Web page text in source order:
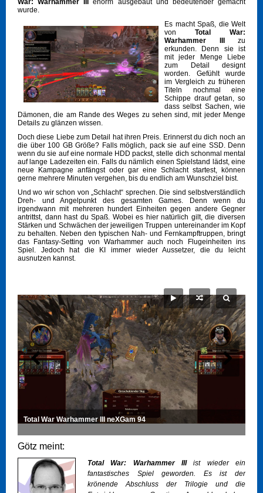
War: Warhammer IIIenorm ausgebaut und bedeutender gemacht
wurde.
Es macht Spaß, die Welt
von Total War:
Warhammer III zu
erkunden. Denn sie ist
mit jeder Menge Liebe
zum Detail designt
worden. Gefühlt wurde
im Vergleich zu früheren
Titeln nochmal eine
Schippe drauf getan, so
dass selbst Sachen, wie
Dämonen, die am Rande des Weges zu sehen sind, mit jeder Menge
Details zu glänzen wissen.
Doch diese Liebe zum Detail hat ihren Preis. Erinnerst du dich noch an
die über 100 GB Größe? Falls möglich, pack sie auf eine SSD. Denn
wenn du sie auf eine normale HDD packst, stelle dich schonmal mental
auf lange Ladezeiten ein. Falls du nämlich einen Spielstand lädst, eine
neue Kampagne anfängst oder gar eine Schlacht startest, können
gerne mehrere Minuten vergehen, bis du endlich am Wunschziel bist.
Und wo wir schon von „Schlacht“ sprechen. Die sind selbstverständlich
Dreh- und Angelpunkt des gesamten Games. Denn wenn du
irgendwann mit mehreren hundert Einheiten gegen andere Gegner
antrittst, dann hast du Spaß. Wobei es hier natürlich gilt, die diversen
Stärken und Schwächen der jeweiligen Truppen untereinander im Kopf
zu behalten. Neben den typischen Nah- und Fernkampftruppen, bringt
das Fantasy-Setting von Warhammer auch noch Flugeinheiten ins
Spiel. Jedoch hat die KI immer wieder Aussetzer, die du leicht
ausnutzen kannst.
Total War Warhammer III neXGam 94
Götz meint:
Total War: Warhammer IIIist wieder ein
fantastisches Spiel geworden. Es ist der
krönende Abschluss der Trilogie und die